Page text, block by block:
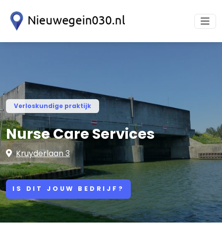
Verloskundige praktijk
Nurse Care Services
Kruyderlaan 3
IS DIT JOUW BEDRIJF?